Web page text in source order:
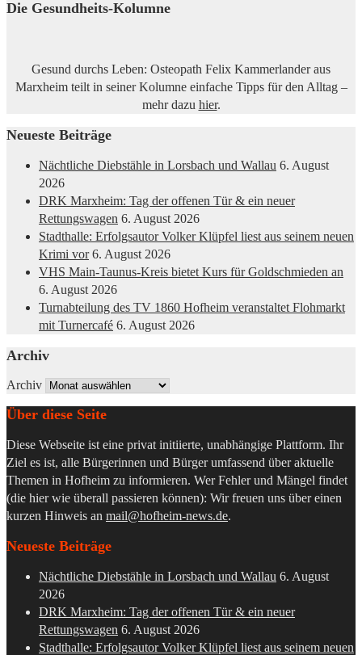
Die Gesundheits-Kolumne
Gesund durchs Leben: Osteopath Felix Kammerlander aus
Marxheim teilt in seiner Kolumne einfache Tipps für den Alltag –
mehr dazu hier.
Neueste Beiträge
Nächtliche Diebstähle in Lorsbach und Wallau 6. August
2026
DRK Marxheim: Tag der offenen Tür & ein neuer
Rettungswagen 6. August 2026
Stadthalle: Erfolgsautor Volker Klüpfel liest aus seinem neuen
Krimi vor 6. August 2026
VHS Main-Taunus-Kreis bietet Kurs für Goldschmieden an
6. August 2026
Turnabteilung des TV 1860 Hofheim veranstaltet Flohmarkt
mit Turnercafé 6. August 2026
Archiv
Archiv
Über diese Seite
Diese Webseite ist eine privat initiierte, unabhängige Plattform. Ihr
Ziel es ist, alle Bürgerinnen und Bürger umfassend über aktuelle
Themen in Hofheim zu informieren. Wer Fehler und Mängel findet
(die hier wie überall passieren können): Wir freuen uns über einen
kurzen Hinweis an mail@hofheim-news.de.
Neueste Beiträge
Nächtliche Diebstähle in Lorsbach und Wallau 6. August
2026
DRK Marxheim: Tag der offenen Tür & ein neuer
Rettungswagen 6. August 2026
Stadthalle: Erfolgsautor Volker Klüpfel liest aus seinem neuen